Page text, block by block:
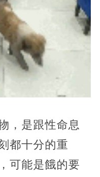
，是跟性命息
都十分的重
可能是餓的要